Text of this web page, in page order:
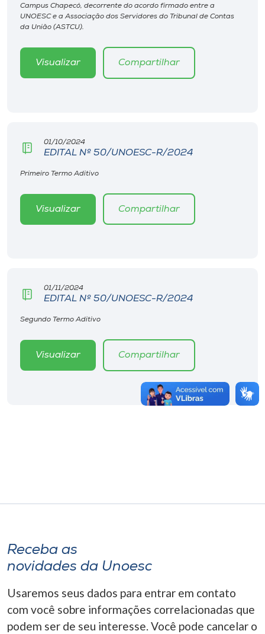
Unoesc
Campus Chapecó, decorrente do acordo firmado entre a
UNOESC e a Associação dos Servidores do Tribunal de Contas
da União (ASTCU).
Visualizar Compartilhar
01/10/2024
EDITAL Nº 50/UNOESC-R/2024
Primeiro Termo Aditivo
Visualizar Compartilhar
01/11/2024
EDITAL Nº 50/UNOESC-R/2024
Segundo Termo Aditivo
Visualizar Compartilhar
Receba as
novidades da Unoesc
Usaremos seus dados para entrar em contato
com você sobre informações correlacionadas que
podem ser de seu interesse. Você pode cancelar o